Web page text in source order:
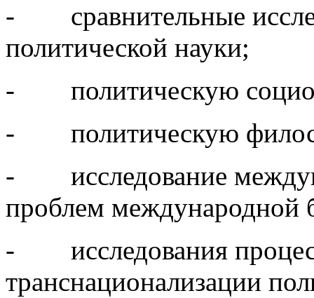
- сравнительные
политической науки;
- политическую
- политическую
- исследование
проблем международной
- исследования
транснационализации